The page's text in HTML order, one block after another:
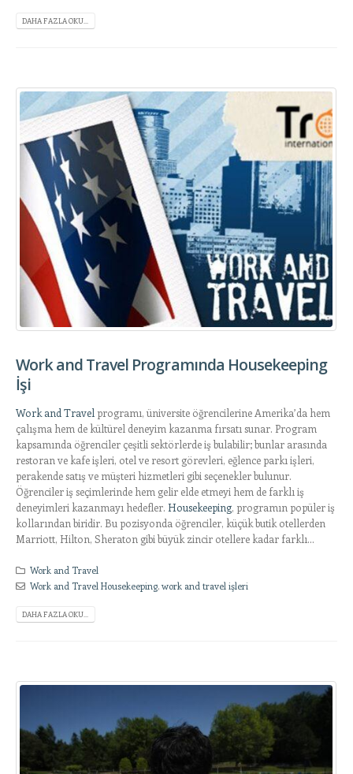
DAHA FAZLA OKU...
Work and Travel Programında Housekeeping
İşi
Work and Travel programı, üniversite öğrencilerine Amerika’da hem
çalışma hem de kültürel deneyim kazanma fırsatı sunar. Program
kapsamında öğrenciler çeşitli sektörlerde iş bulabilir; bunlar arasında
restoran ve kafe işleri, otel ve resort görevleri, eğlence parkı işleri,
perakende satış ve müşteri hizmetleri gibi seçenekler bulunur.
Öğrenciler iş seçimlerinde hem gelir elde etmeyi hem de farklı iş
deneyimleri kazanmayı hedefler. Housekeeping, programın popüler iş
kollarından biridir. Bu pozisyonda öğrenciler, küçük butik otellerden
Marriott, Hilton, Sheraton gibi büyük zincir otellere kadar farklı...
Work and Travel
Work and Travel Housekeeping,work and travel işleri
DAHA FAZLA OKU...